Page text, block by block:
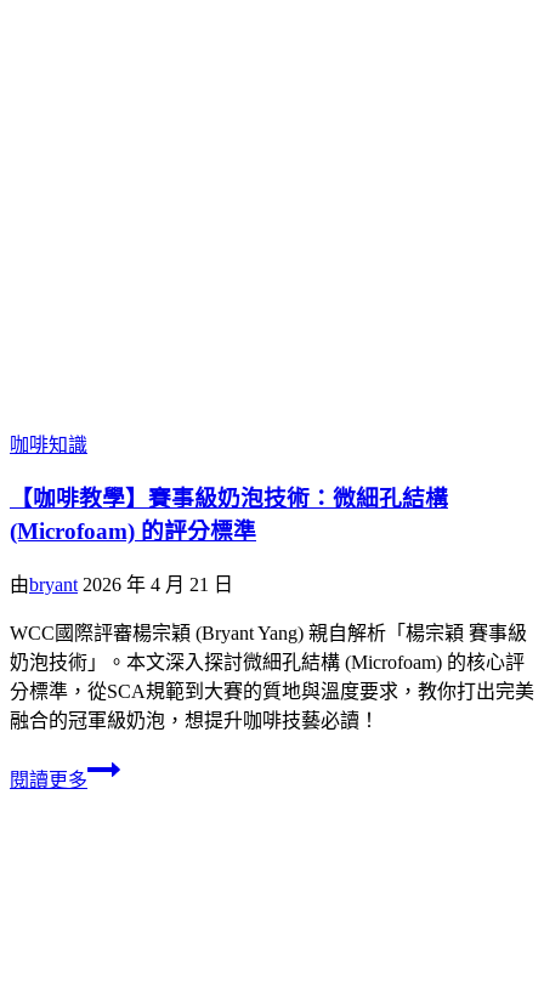
咖啡知識
【咖啡教學】賽事級奶泡技術：微細孔結構
(Microfoam) 的評分標準
由bryant 2026 年 4 月 21 日
WCC國際評審楊宗穎 (Bryant Yang) 親自解析「楊宗穎 賽事級
奶泡技術」。本文深入探討微細孔結構 (Microfoam) 的核心評
分標準，從SCA規範到大賽的質地與溫度要求，教你打出完美
融合的冠軍級奶泡，想提升咖啡技藝必讀！
閱讀更多